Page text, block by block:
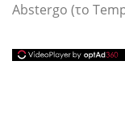
Abstergo (το